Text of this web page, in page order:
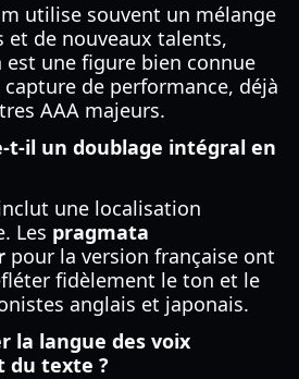
utilise souvent un mélange
et de nouveaux talents,
est une figure bien connue
de performance, déjà
AAA majeurs.
t-il un doublage intégral en
une localisation
Les pragmata
pour la version française ont
fidèlement le ton et le
anglais et japonais.
la langue des voix
du texte ?